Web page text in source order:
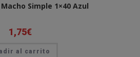
Simple 1×40 Azul
1,75€
al carrito